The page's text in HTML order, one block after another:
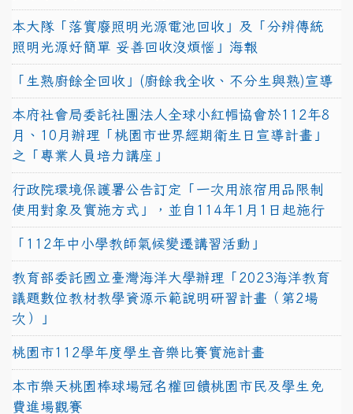
本大隊「落實廢照明光源電池回收」及「分辨傳統
照明光源好簡單 妥善回收沒煩惱」海報
「生熟廚餘全回收」(廚餘我全收、不分生與熟)宣導
本府社會局委託社團法人全球小紅帽協會於112年8
月、10月辦理「桃園市世界經期衛生日宣導計畫」
之「專業人員培力講座」
行政院環境保護署公告訂定「一次用旅宿用品限制
使用對象及實施方式」，並自114年1月1日起施行
「112年中小學教師氣候變遷講習活動」
教育部委託國立臺灣海洋大學辦理「2023海洋教育
議題數位教材教學資源示範說明研習計畫（第2場
次）」
桃園市112學年度學生音樂比賽實施計畫
本市樂天桃園棒球場冠名權回饋桃園市民及學生免
費進場觀賽